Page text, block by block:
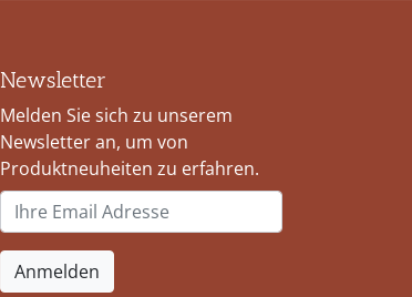
Newsletter
Melden Sie sich zu unserem
Newsletter an, um von
Produktneuheiten zu erfahren.